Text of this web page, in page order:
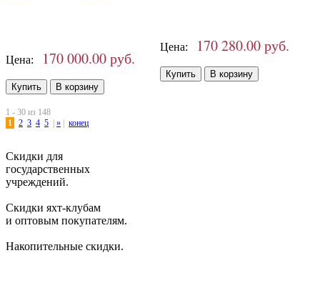
Цена: 170 000.00 руб.
Цена: 170 280.00 руб.
1 - 30 из 148
1
2 3 4 5 | » | конец
Скидки для
государственных
учреждений.
Скидки яхт-клубам
и оптовым покупателям.
Накопительные скидки.